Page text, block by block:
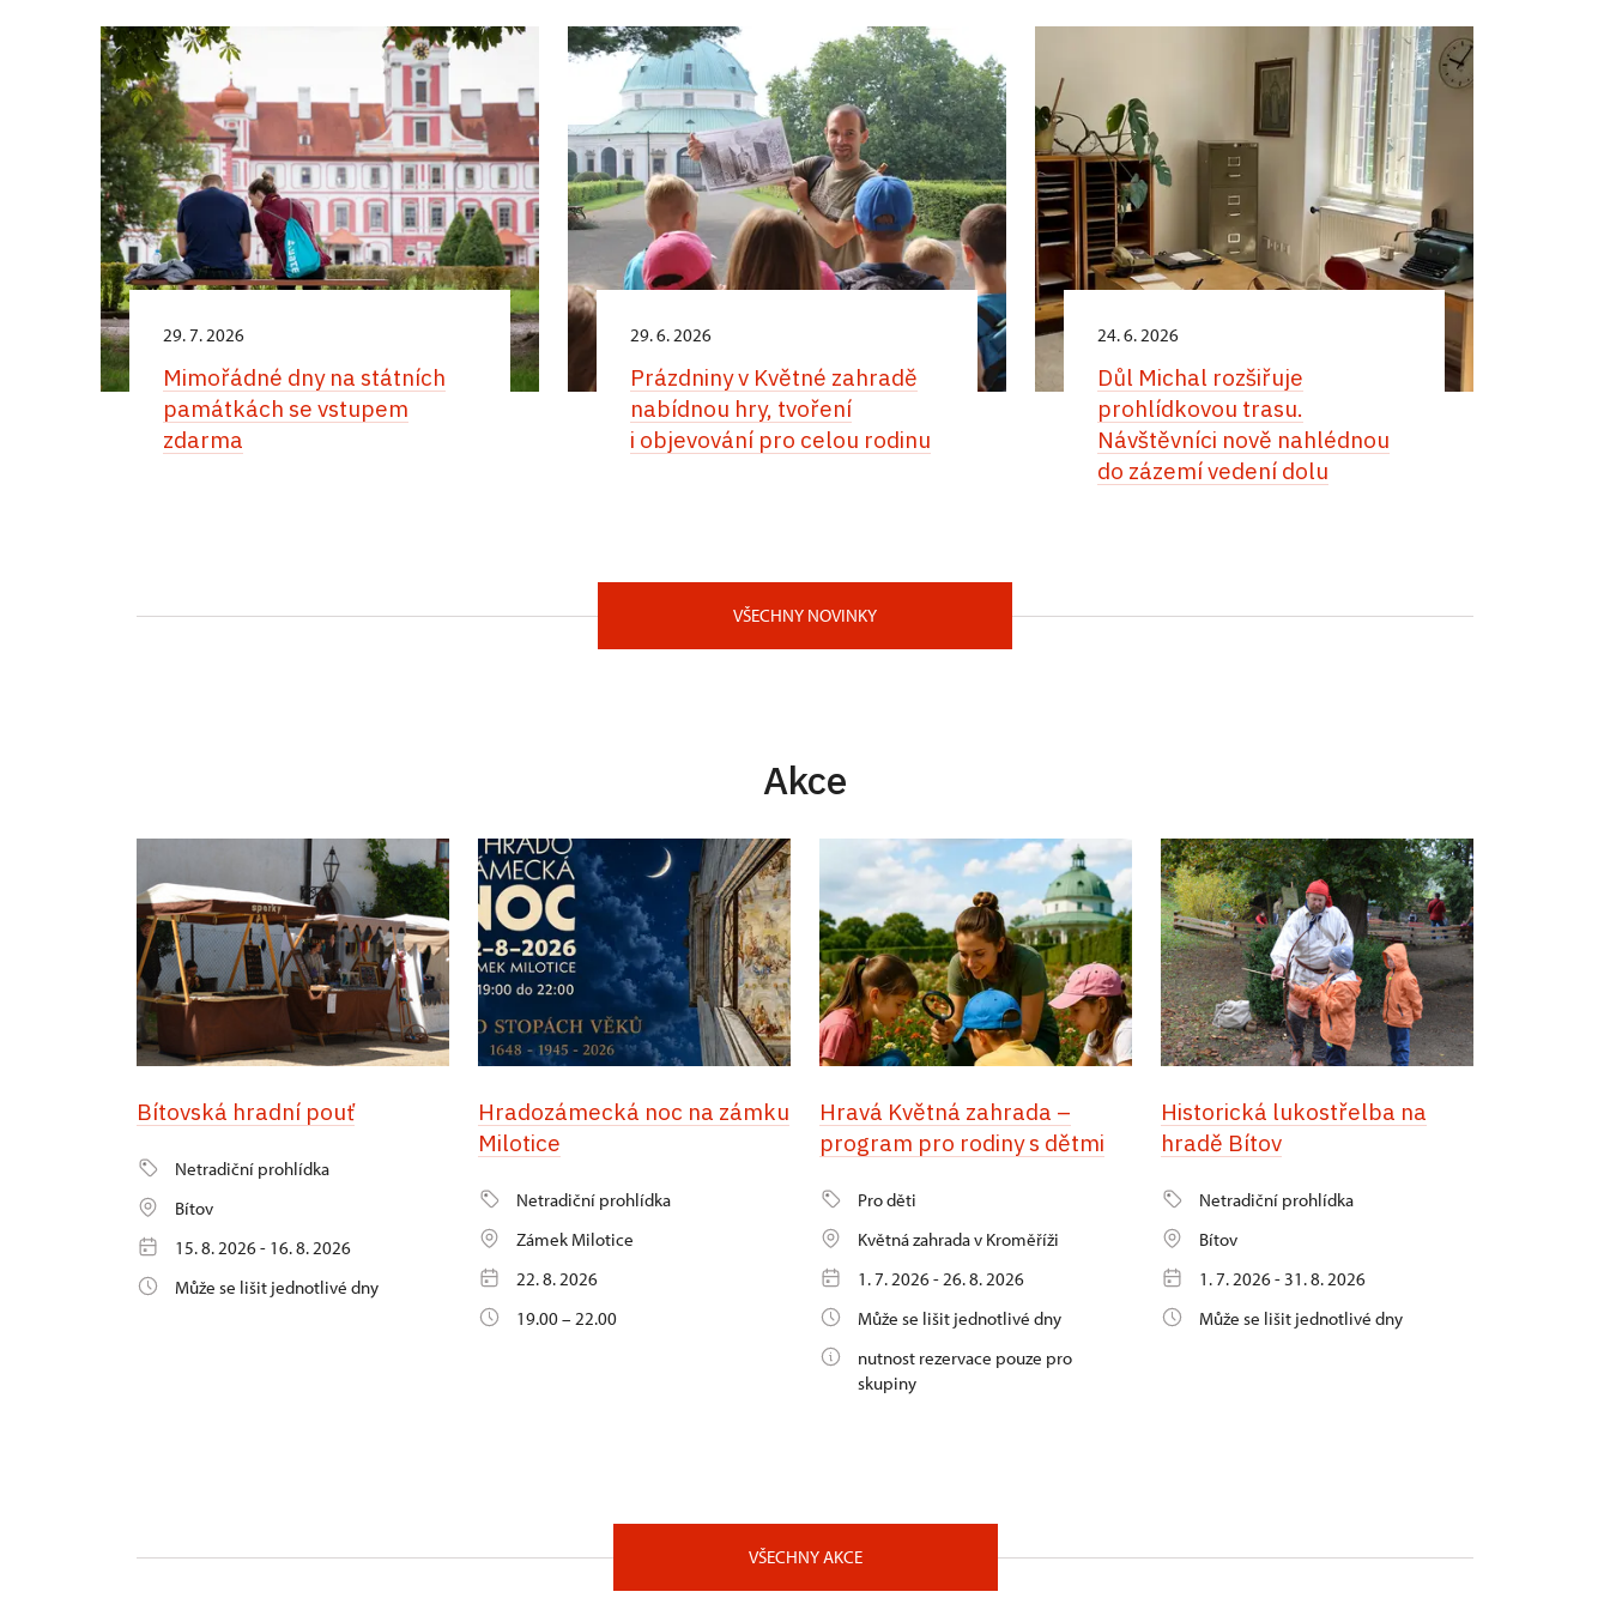
29. 7. 2026
Mimořádné dny na státních
památkách se vstupem
zdarma
29. 6. 2026
Prázdniny v Květné zahradě
nabídnou hry, tvoření
i objevování pro celou rodinu
24. 6. 2026
Důl Michal rozšiřuje
prohlídkovou trasu.
Návštěvníci nově nahlédnou
do zázemí vedení dolu
VŠECHNY NOVINKY
Akce
Bítovská hradní pouť
Netradiční prohlídka
Bítov
15. 8. 2026 - 16. 8. 2026
Může se lišit jednotlivé dny
Hradozámecká noc na zámku
Milotice
Netradiční prohlídka
Zámek Milotice
22. 8. 2026
19.00 – 22.00
Hravá Květná zahrada –
program pro rodiny s dětmi
Pro děti
Květná zahrada v Kroměříži
1. 7. 2026 - 26. 8. 2026
Může se lišit jednotlivé dny
nutnost rezervace pouze pro
skupiny
Historická lukostřelba na
hradě Bítov
Netradiční prohlídka
Bítov
1. 7. 2026 - 31. 8. 2026
Může se lišit jednotlivé dny
VŠECHNY AKCE